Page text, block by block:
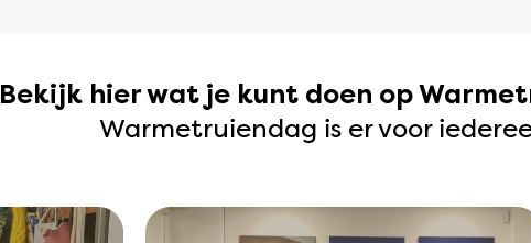
Bekijk hier wat je kunt doen op
Warmetruiendag is er voor